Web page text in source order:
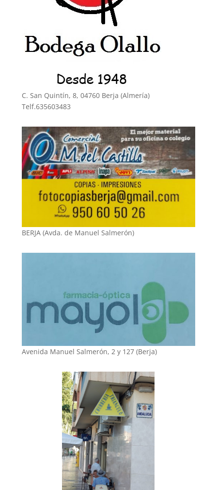
C. San Quintín, 8, 04760 Berja (Almería)
Telf.635603483
BERJA (Avda. de Manuel Salmerón)
Avenida Manuel Salmerón, 2 y 127 (Berja)